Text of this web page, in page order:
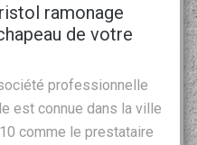
ramonage
de votre
professionnelle
est connue dans la ville
comme le prestataire